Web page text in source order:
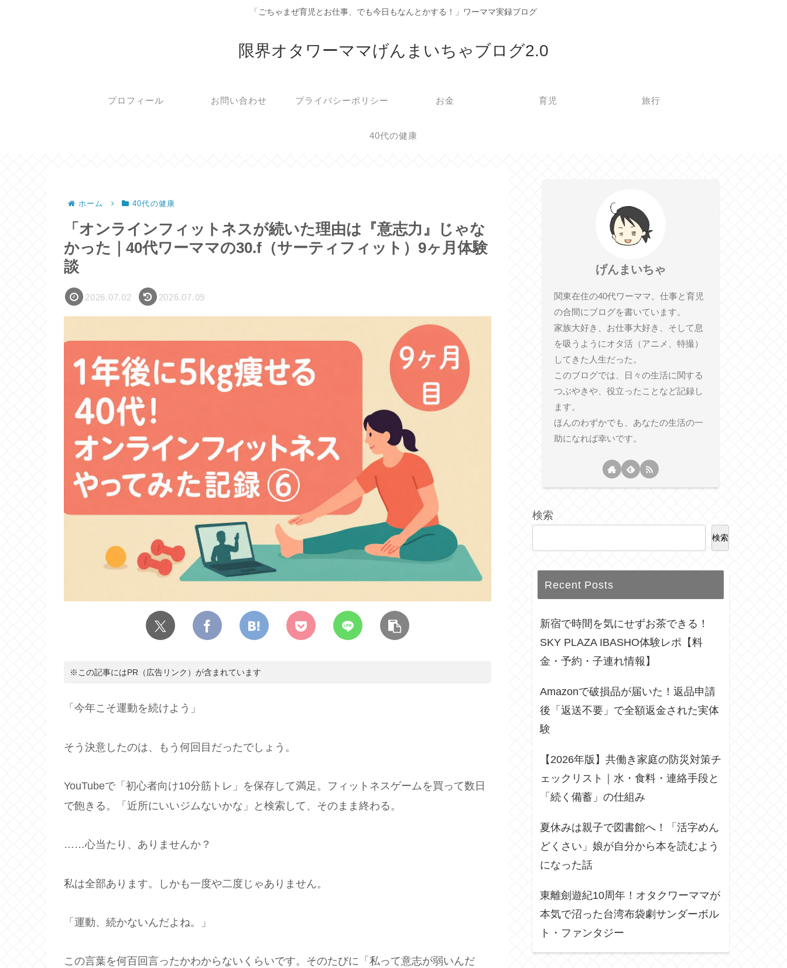
「ごちゃまぜ育児とお仕事、でも今日もなんとかする！」ワーママ実録ブログ
限界オタワーママげんまいちゃブログ2.0
プロフィール お問い合わせ プライバシーポリシー お金 育児 旅行
40代の健康
ホーム 40代の健康
「オンラインフィットネスが続いた理由は『意志力』じゃな
かった｜40代ワーママの30.f（サーティフィット）9ヶ月体験
談
2026.07.02 2026.07.09
※この記事にはPR（広告リンク）が含まれています
「今年こそ運動を続けよう」
そう決意したのは、もう何回目だったでしょう。
YouTubeで「初心者向け10分筋トレ」を保存して満足。フィットネスゲームを買って数日
で飽きる。「近所にいいジムないかな」と検索して、そのまま終わる。
……心当たり、ありませんか？
私は全部あります。しかも一度や二度じゃありません。
「運動、続かないんだよね。」
この言葉を何百回言ったかわからないくらいです。そのたびに「私って意志が弱いんだ
げんまいちゃ
関東在住の40代ワーママ。仕事と育児
の合間にブログを書いています。
家族大好き、お仕事大好き、そして息
を吸うようにオタ活（アニメ、特撮）
してきた人生だった。
このブログでは、日々の生活に関する
つぶやきや、役立ったことなど記録し
ます。
ほんのわずかでも、あなたの生活の一
助になれば幸いです。
検索
検索
Recent Posts
新宿で時間を気にせずお茶できる！
SKY PLAZA IBASHO体験レポ【料
金・予約・子連れ情報】
Amazonで破損品が届いた！返品申請
後「返送不要」で全額返金された実体
験
【2026年版】共働き家庭の防災対策チ
ェックリスト｜水・食料・連絡手段と
「続く備蓄」の仕組み
夏休みは親子で図書館へ！「活字めん
どくさい」娘が自分から本を読むよう
になった話
東離劍遊紀10周年！オタクワーママが
本気で沼った台湾布袋劇サンダーボル
ト・ファンタジー